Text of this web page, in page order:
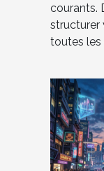
courants.
structurer
toutes les